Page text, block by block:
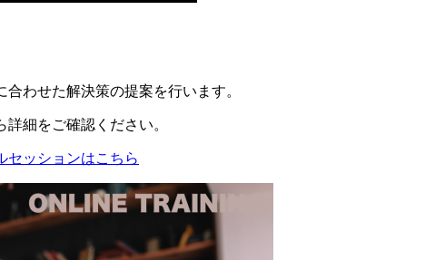
わせた解決策の提案を行います。
細をご確認ください。
セッションはこちら